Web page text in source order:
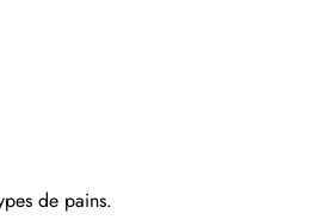
de pains.